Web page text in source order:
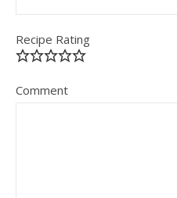
Recipe Rating
Comment